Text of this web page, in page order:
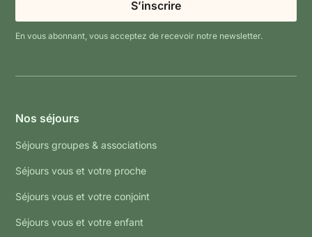
En vous abonnant, vous acceptez de recevoir notre newsletter.
Nos séjours
Séjours groupes & associations
Séjours vous et votre proche
Séjours vous et votre conjoint
Séjours vous et votre enfant